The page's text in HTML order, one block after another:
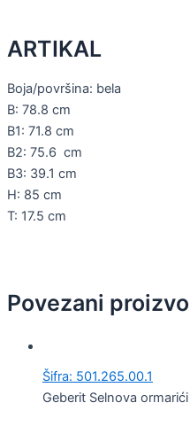
ARTIKAL
Boja/površina: bela
B: 78.8 cm
B1: 71.8 cm
B2: 75.6 cm
B3: 39.1 cm
H: 85 cm
T: 17.5 cm
Povezani
Šifra: 501.265.00.1
Geberit Selnova